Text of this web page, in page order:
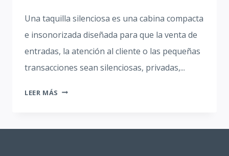
Una taquilla silenciosa es una cabina compacta
e insonorizada diseñada para que la venta de
entradas, la atención al cliente o las pequeñas
transacciones sean silenciosas, privadas,...
LEER MÁS TAQUILLA
FUTURO